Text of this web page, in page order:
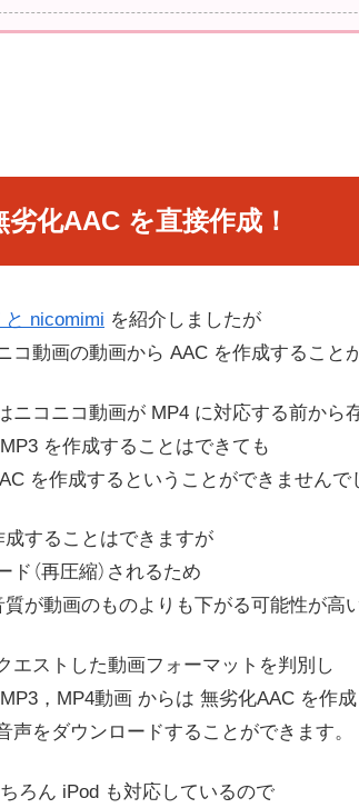
化AAC を直接作成！
nicomimi を紹介しましたが
コ動画の動画から AAC を作成すること
ニコニコ動画が MP4 に対応する前から
を作成することはできても
を作成するということができませんで
することはできますが
（再圧縮）されるため
が動画のものよりも下がる可能性が高
エストした動画フォーマットを判別し
，MP4動画 からは 無劣化AAC を作
声をダウンロードすることができます。
ろん iPod も対応しているので